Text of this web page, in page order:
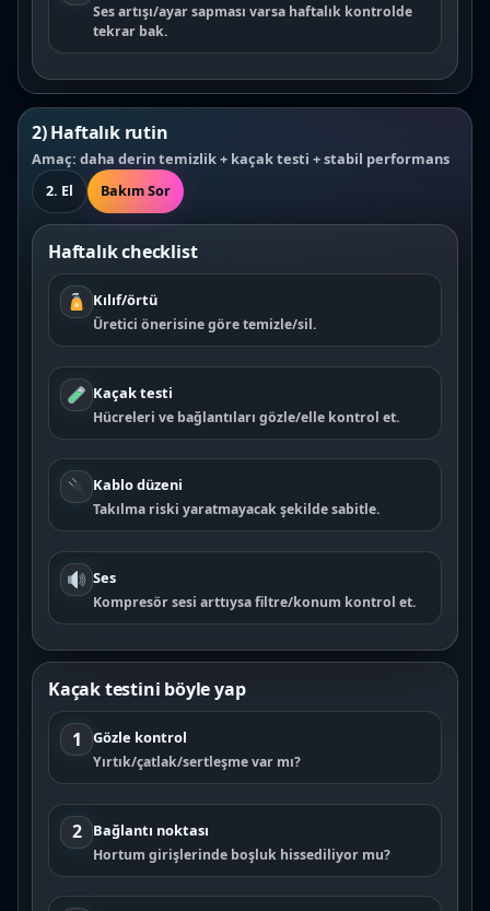
Ses artışı/ayar sapması varsa haftalık kontrolde
tekrar bak.
2) Haftalık rutin
Amaç: daha derin temizlik + kaçak testi + stabil performans
2. El Bakım Sor
Haftalık checklist
Kılıf/örtü
Üretici önerisine göre temizle/sil.
Kaçak testi
Hücreleri ve bağlantıları gözle/elle kontrol et.
Kablo düzeni
Takılma riski yaratmayacak şekilde sabitle.
Ses
Kompresör sesi arttıysa filtre/konum kontrol et.
Kaçak testini böyle yap
1 Gözle kontrol
Yırtık/çatlak/sertleşme var mı?
2 Bağlantı noktası
Hortum girişlerinde boşluk hissediliyor mu?